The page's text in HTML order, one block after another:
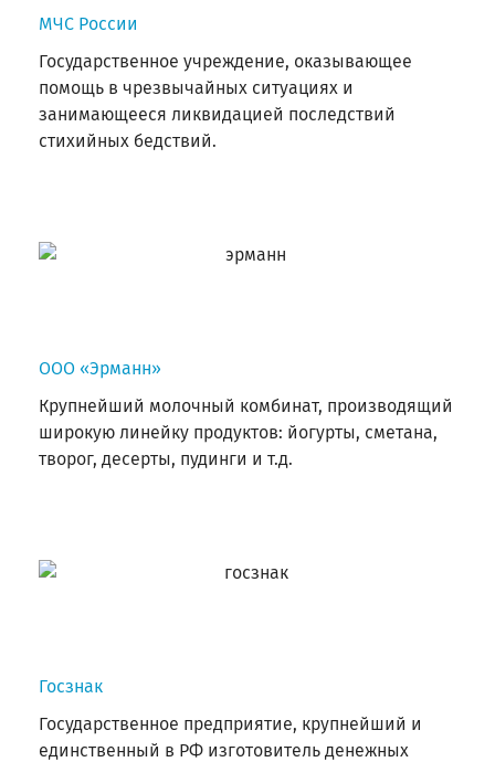
МЧС России
Государственное учреждение, оказывающее
помощь в чрезвычайных ситуациях и
занимающееся ликвидацией последствий
стихийных бедствий.
ООО «Эрманн»
Крупнейший молочный комбинат, производящий
широкую линейку продуктов: йогурты, сметана,
творог, десерты, пудинги и т.д.
Госзнак
Государственное предприятие, крупнейший и
единственный в РФ изготовитель денежных